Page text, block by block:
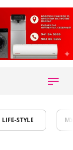
LIFE-STYLE